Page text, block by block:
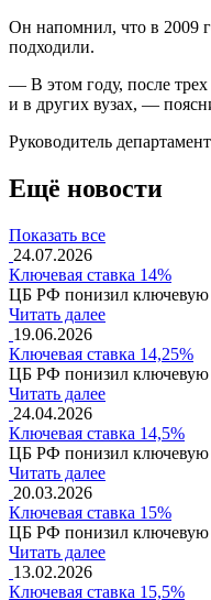
Он напомнил, что в 2009
подходили.
— В этом году, после трех
и в других вузах, —
Руководитель
Ещё новости
Показать все
24.07.2026
Ключевая ставка 14%
ЦБ РФ понизил ключевую
Читать далее
19.06.2026
Ключевая ставка 14,25%
ЦБ РФ понизил ключевую
Читать далее
24.04.2026
Ключевая ставка 14,5%
ЦБ РФ понизил ключевую
Читать далее
20.03.2026
Ключевая ставка 15%
ЦБ РФ понизил ключевую
Читать далее
13.02.2026
Ключевая ставка 15,5%